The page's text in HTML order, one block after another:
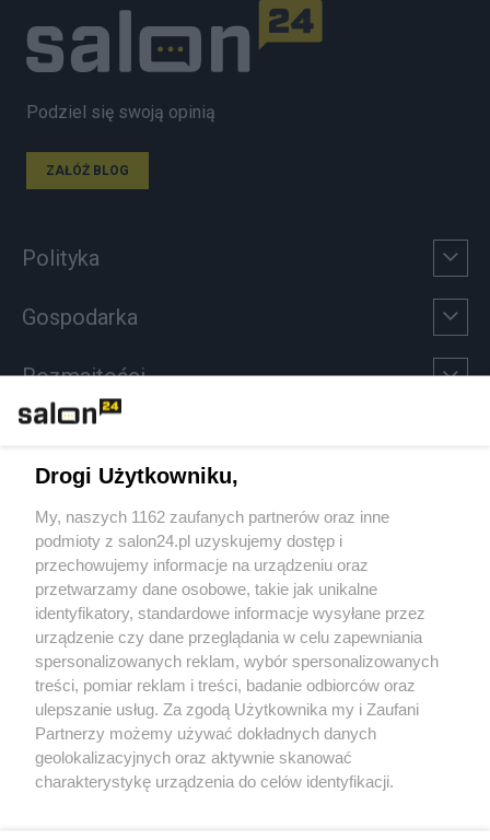
Podziel się swoją opinią
ZAŁÓŻ BLOG
Polityka
Gospodarka
Rozmaitości
Sport
Społeczeństwo
Kultura
X Facebook Instagram Youtube
Drogi Użytkowniku,
My, naszych 1162 zaufanych partnerów oraz inne
podmioty z salon24.pl uzyskujemy dostęp i
przechowujemy informacje na urządzeniu oraz
przetwarzamy dane osobowe, takie jak unikalne
identyfikatory, standardowe informacje wysyłane przez
urządzenie czy dane przeglądania w celu zapewniania
spersonalizowanych reklam, wybór spersonalizowanych
treści, pomiar reklam i treści, badanie odbiorców oraz
ulepszanie usług. Za zgodą Użytkownika my i Zaufani
Partnerzy możemy używać dokładnych danych
geolokalizacyjnych oraz aktywnie skanować
charakterystykę urządzenia do celów identyfikacji.